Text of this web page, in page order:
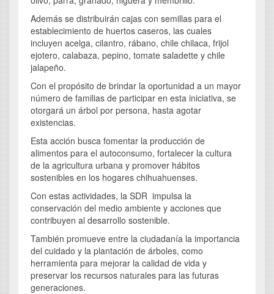
Además se distribuirán cajas con semillas para el
establecimiento de huertos caseros, las cuales
incluyen acelga, cilantro, rábano, chile chilaca, frijol
ejotero, calabaza, pepino, tomate saladette y chile
jalapeño.
Con el propósito de brindar la oportunidad a un mayor
número de familias de participar en esta iniciativa, se
otorgará un árbol por persona, hasta agotar
existencias.
Esta acción busca fomentar la producción de
alimentos para el autoconsumo, fortalecer la cultura
de la agricultura urbana y promover hábitos
sostenibles en los hogares chihuahuenses.
Con estas actividades, la SDR impulsa la
conservación del medio ambiente y acciones que
contribuyen al desarrollo sostenible.
También promueve entre la ciudadanía la importancia
del cuidado y la plantación de árboles, como
herramienta para mejorar la calidad de vida y
preservar los recursos naturales para las futuras
generaciones.